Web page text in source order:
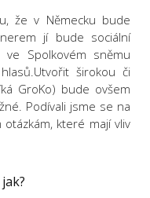
že v Německu bude
jí bude sociální
ve Spolkovém sněmu
širokou či
GroKo) bude ovšem
Podívali jsme se na
které mají vliv